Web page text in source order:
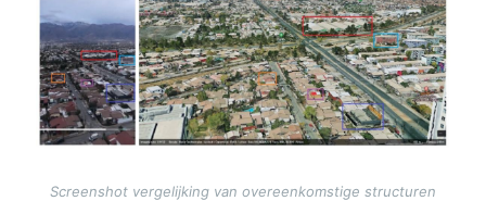
Screenshot vergelijking van overeenkomstige structuren